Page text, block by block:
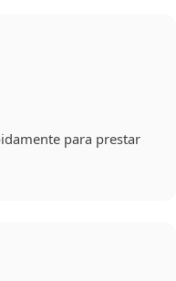
para prestar